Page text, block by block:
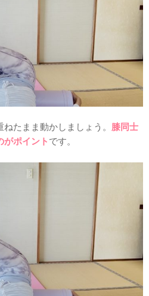
たまま動かしましょう。 膝同士
がポイント です。